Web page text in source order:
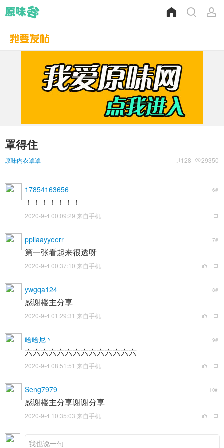
罩得住
原味内衣罩罩 29350
128
17854163656 6#
！！！！！！！
2020-9-4 00:09:29 来自手机
ppllaayyeerr 7#
第一张看起来很透呀
2020-9-4 00:37:10 来自手机
ywgqa124 8#
感谢楼主分享
2020-9-4 01:29:31 来自手机
哈哈尼丶 9#
六六六六六六六六六六六六六六
2020-9-4 08:51:51 来自手机
Seng7979 10#
感谢楼主分享谢谢分享
2020-9-4 10:35:03 来自手机